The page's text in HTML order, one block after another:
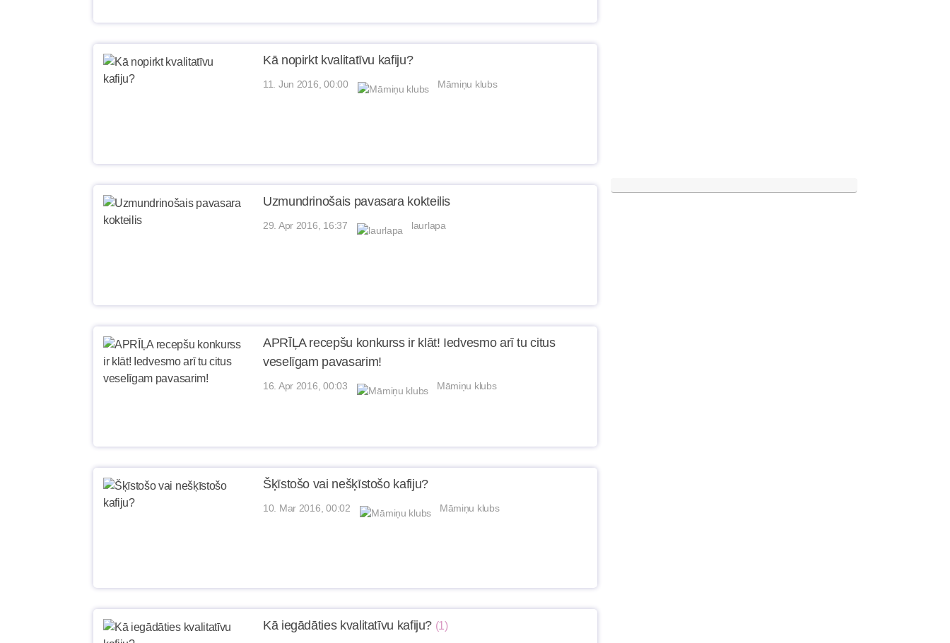
Kā nopirkt kvalitatīvu kafiju?
11. Jun 2016, 00:00 Māmiņu klubs
Uzmundrinošais pavasara kokteilis
29. Apr 2016, 16:37 laurlapa
APRĪĻA recepšu konkurss ir klāt! Iedvesmo arī tu citus
veselīgam pavasarim!
16. Apr 2016, 00:03 Māmiņu klubs
Šķīstošo vai nešķīstošo kafiju?
10. Mar 2016, 00:02 Māmiņu klubs
Kā iegādāties kvalitatīvu kafiju? (1)